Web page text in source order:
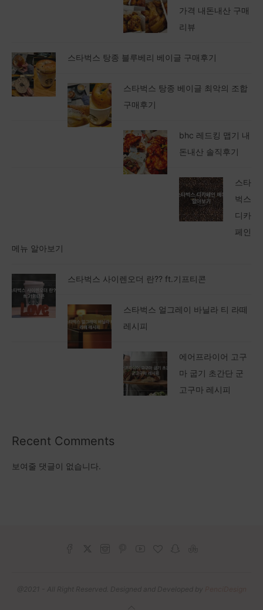
가격 내돈내산 구매
리뷰
스타벅스 탕종 블루베리 베이글 구매후기
스타벅스 탕종 베이글 최악의 조합
구매후기
bhc 레드킹 맵기 내
돈내산 솔직후기
스타
벅스
디카
페인
메뉴 알아보기
스타벅스 사이렌오더 란?? ft.기프티콘
스타벅스 얼그레이 바닐라 티 라떼
레시피
에어프라이어 고구
마 굽기 초간단 군
고구마 레시피
Recent Comments
보여줄 댓글이 없습니다.
@2021 - All Right Reserved. Designed and Developed by